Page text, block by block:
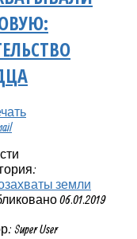
земли
06.01.2019
Super User